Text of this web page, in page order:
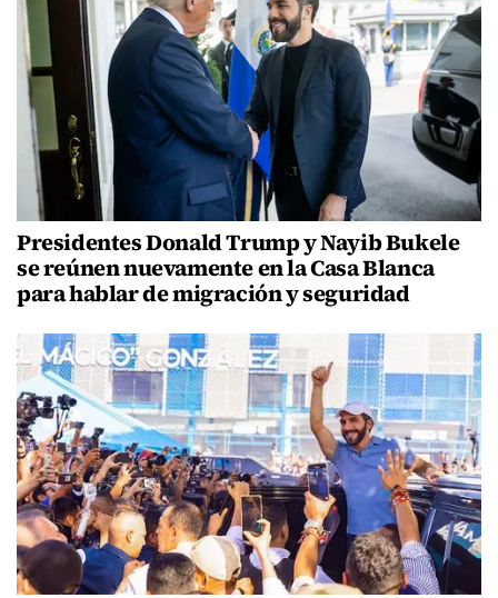
Presidentes Donald Trump y Nayib Bukele
se reúnen nuevamente en la Casa Blanca
para hablar de migración y seguridad